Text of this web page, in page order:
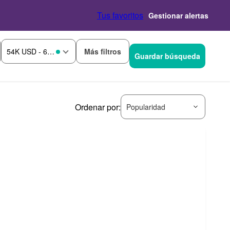
Tus favoritos Gestionar alertas
54K USD - 66K USD Más filtros Guardar búsqueda
Ordenar por: Popularidad